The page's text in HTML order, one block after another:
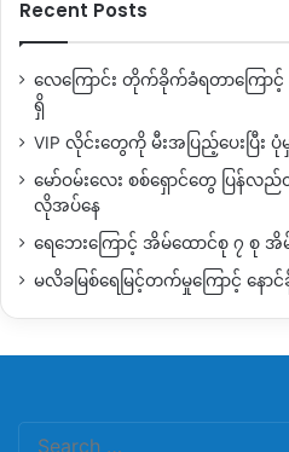
Recent Posts
လေကြောင်း တိုက်ခိုက်ခံရတာကြော
ရှိ
VIP လိုင်းတွေကို မီးအပြည့်ပေးပြီး
မော်ဝမ်းလေး စစ်ရှောင်တွေ ပြ
လိုအပ်နေ
ရေဘေးကြောင့် အိမ်ထောင်စု ၇ စု အိ
မလိခမြစ်ရေမြင့်တက်မှုကြောင့် နော